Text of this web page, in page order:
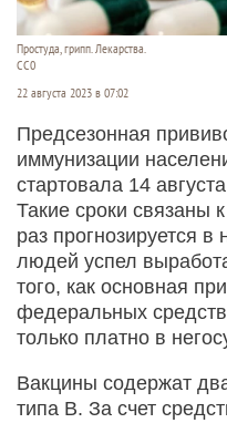
Простуда, грипп. Лекарства.
СС0
22 августа 2023 в 07:02
Предсезонная
иммунизации
стартовала 14
Такие сроки связаны
раз прогнозируется
людей успел
того, как основная
федеральных
только платно в
Вакцины содержат
типа B. За счет